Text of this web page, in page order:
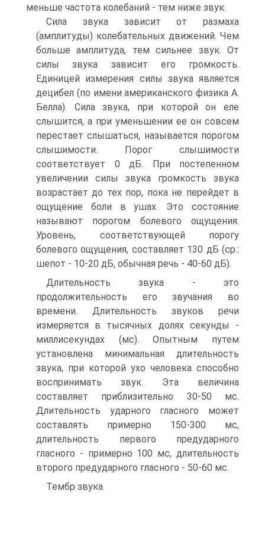
меньше частота колебаний - тем ниже звук.
Сила звука зависит от размаха
(амплитуды) колебательных движений. Чем
больше амплитуда, тем сильнее звук. От
силы звука зависит его громкость.
Единицей измерения силы звука является
децибел (по имени американского физика А.
Белла). Сила звука, при которой он еле
слышится, а при уменьшении ее он совсем
пере­стает слышаться, называется порогом
слышимости. Порог слыши­мости
соответствует 0 дБ. При постепенном
увеличении силы звука громкость звука
возрастает до тех пор, пока не перейдет в
ощуще­ние боли в ушах. Это состояние
называют порогом болевого ощу­щения.
Уровень, соответствующей порогу
болевого ощущения, со­ставляет 130 дБ (ср.:
шепот - 10-20 дБ, обычная речь - 40-60 дБ).
Длительность звука - это
продолжительность его звучания во
времени. Длительность звуков речи
измеряется в тысячных долях секунды -
миллисекундах (мс). Опытным путем
установлена мини­мальная длительность
звука, при которой ухо человека способно
воспринимать звук. Эта величина
составляет приблизительно 30-50 мс.
Длительность ударного гласного может
составлять примерно 150-300 мс,
длительность первого предударного
гласного - пример­но 100 мс, длительность
второго предударного гласного - 50-60 мс.
Тембр звука.